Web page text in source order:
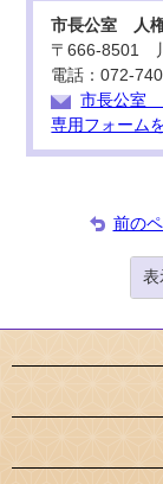
市長公室 人
〒666-8501
電話：072-
市長公室
専用フォーム
前の
表